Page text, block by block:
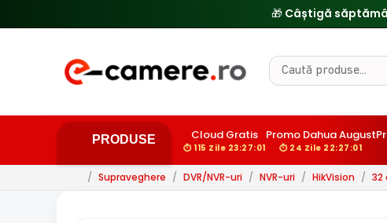
PRODUSE Cloud Gratis
⏱ 115 Zile 23:27:00
Promo Dahua August
⏱ 24 Zile 22:27:00
/ Supraveghere / DVR/NVR-uri / NVR-uri / HikVision / 32